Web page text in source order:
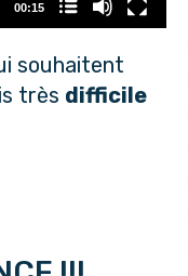
00:15
souhaitent
très difficile